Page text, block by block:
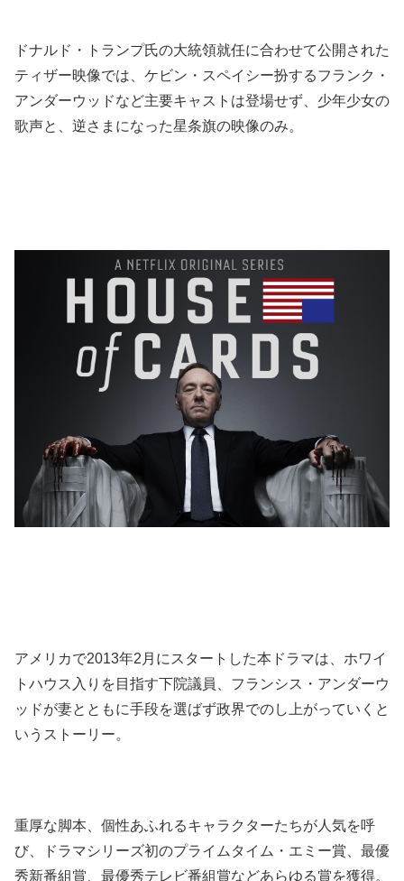
ドナルド・トランプ氏の大統領就任に合わせて公開された
ティザー映像では、ケビン・スペイシー扮するフランク・
アンダーウッドなど主要キャストは登場せず、少年少女の
歌声と、逆さまになった星条旗の映像のみ。
アメリカで2013年2月にスタートした本ドラマは、ホワイ
トハウス入りを目指す下院議員、フランシス・アンダーウ
ッドが妻とともに手段を選ばず政界でのし上がっていくと
いうストーリー。
重厚な脚本、個性あふれるキャラクターたちが人気を呼
び、ドラマシリーズ初のプライムタイム・エミー賞、最優
秀新番組賞、最優秀テレビ番組賞などあらゆる賞を獲得。